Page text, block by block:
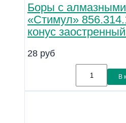
Боры с
«Стимул»
конус
28 руб
В